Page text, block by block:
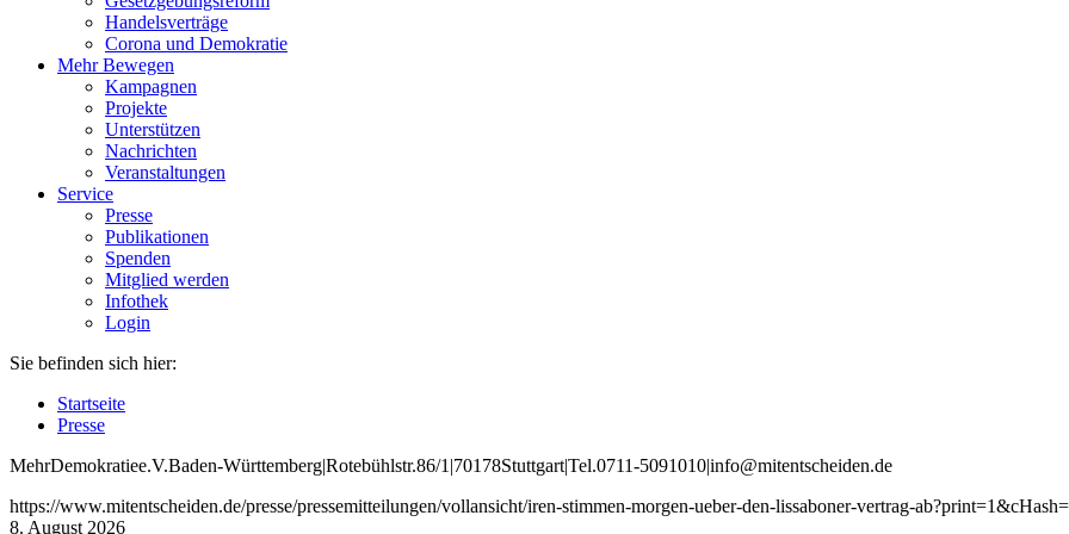
Handelsverträge
Corona und Demokratie
Mehr Bewegen
Kampagnen
Projekte
Unterstützen
Nachrichten
Veranstaltungen
Service
Presse
Publikationen
Spenden
Mitglied werden
Infothek
Login
Sie befinden sich hier:
Startseite
Presse
MehrDemokratiee.V.Baden-Württemberg|Rotebühlstr.86/1 |70178Stuttgart|Tel.0711-5091010|info@mitentscheiden.de
https://www.mitentscheiden.de/presse/pressemitteilungen/vollansicht/iren-stimmen-morgen-ueber-den-lissaboner-vertrag-
8. August 2026